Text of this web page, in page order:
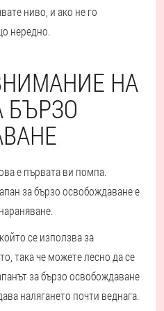
ниво, и ако не го
нередно.
НА
БЪРЗО
е първата ви помпа.
за бързо освобождаване е
се използва за
така че можете лесно да се
за бързо освобождаване
налягането почти веднага.